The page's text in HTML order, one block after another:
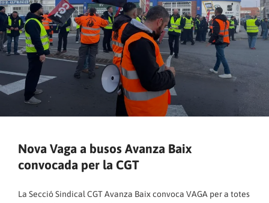
Nova Vaga a busos Avanza Baix
convocada per la CGT
La Secció Sindical CGT Avanza Baix convoca VAGA per a totes